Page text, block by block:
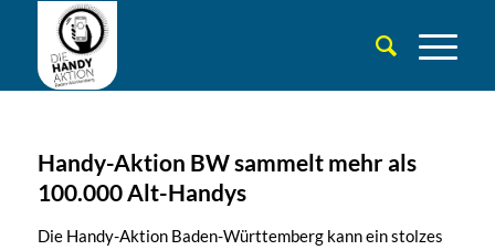
Handy-Aktion BW sammelt mehr als
100.000 Alt-Handys
Die Handy-Aktion Baden-Württemberg kann ein stolzes